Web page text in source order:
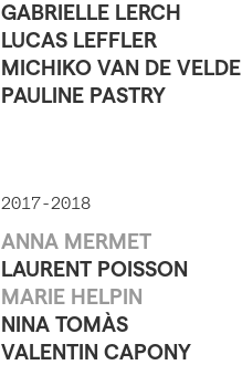
GABRIELLE LERCH
LUCAS LEFFLER
MICHIKO VAN DE VELDE
PAULINE PASTRY
2017-2018
ANNA MERMET
LAURENT POISSON
MARIE HELPIN
NINA TOMÀS
VALENTIN CAPONY